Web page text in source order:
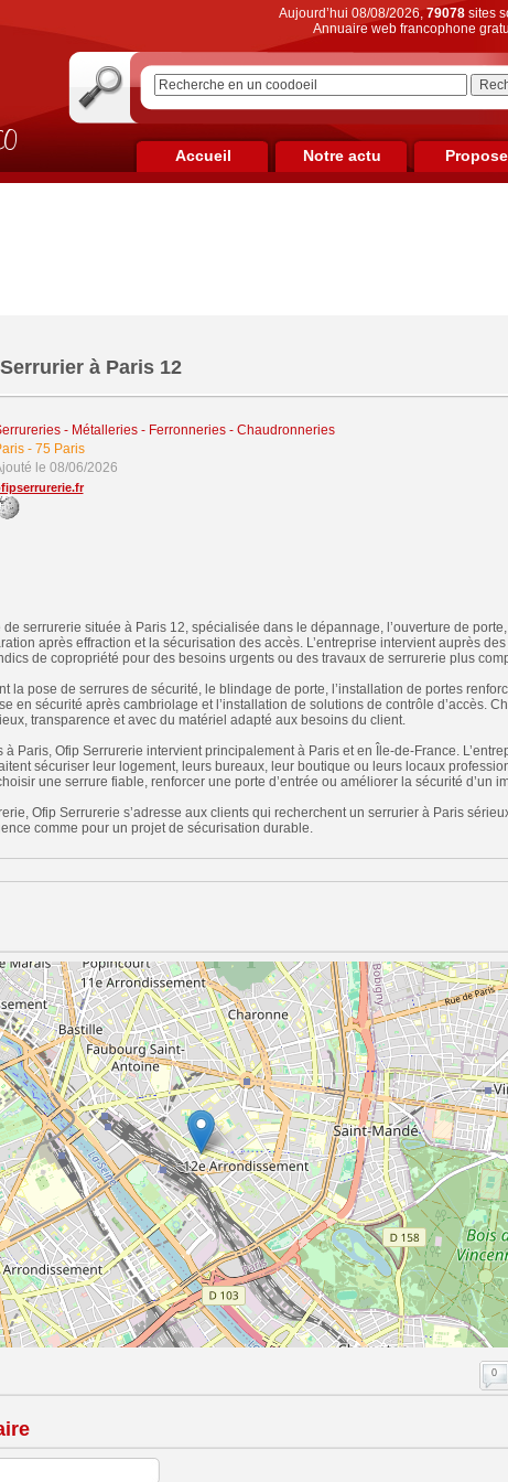
Aujourd’hui 08/08/2026,79078sites
Annuaire web francophone
Accueil Notre actu
à Paris 12
- Métalleries - Ferronneries - Chaudronneries
- 75 Paris
le 08/06/2026
serrurerie située à Paris 12, spécialisée dans le dépannage, l’ouverture de
après effraction et la sécurisation des accès. L’entreprise intervient auprès
de copropriété pour des besoins urgents ou des travaux de serrurerie plus
la pose de serrures de sécurité, le blindage de porte, l’installation de portes
en sécurité après cambriolage et l’installation de solutions de contrôle d’accès.
transparence et avec du matériel adapté aux besoins du client.
Paris, Ofip Serrurerie intervient principalement à Paris et en Île-de-France.
sécuriser leur logement, leurs bureaux, leur boutique ou leurs locaux
une serrure fiable, renforcer une porte d’entrée ou améliorer la sécurité d’un
Ofip Serrurerie s’adresse aux clients qui recherchent un serrurier à Paris
comme pour un projet de sécurisation durable.
0